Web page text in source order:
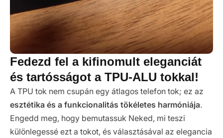
Fedezd fel a kifinomult eleganciát
és tartósságot a TPU-ALU tokkal!
A TPU tok nem csupán egy átlagos telefon tok; ez az
esztétika és a funkcionalitás tökéletes harmóniája.
Engedd meg, hogy bemutassuk Neked, mi teszi
különlegessé ezt a tokot, és választásával az elegancia